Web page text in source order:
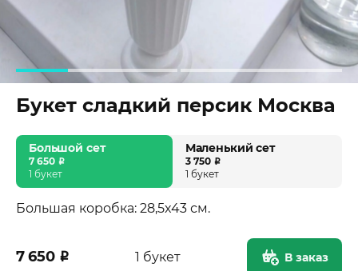
Букет сладкий персик Москва
Большой сет
7 650 ₽
1 букет
Маленький сет
3 750 ₽
1 букет
Большая коробка: 28,5x43 см.
7 650 ₽ 1 букет В заказ